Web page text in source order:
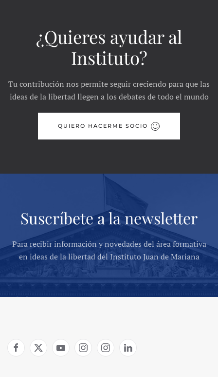
¿Quieres ayudar al
Instituto?
Tu contribución nos permite seguir creciendo para que las
ideas de la libertad llegen a los debates de todo el mundo
QUIERO HACERME SOCIO
Suscríbete a la newsletter
Para recibir información y novedades del área formativa
en ideas de la libertad del Instituto Juan de Mariana